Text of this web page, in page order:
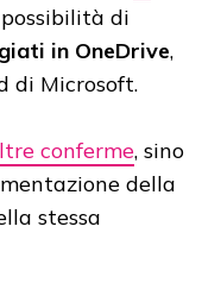
di
in OneDrive,
di Microsoft.
conferme, sino
della
stessa